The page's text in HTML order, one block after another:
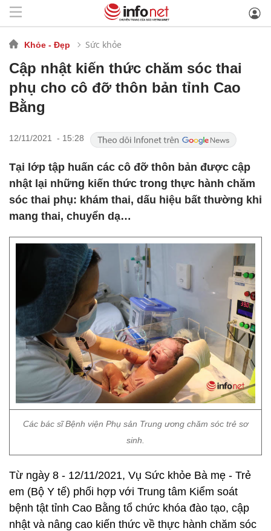
Khỏe - Đẹp Sức khỏe
Cập nhật kiến thức chăm sóc thai
phụ cho cô đỡ thôn bản tỉnh Cao
Bằng
12/11/2021 - 15:28
Tại lớp tập huấn các cô đỡ thôn bản được cập
nhật lại những kiến thức trong thực hành chăm
sóc thai phụ: khám thai, dấu hiệu bất thường khi
mang thai, chuyển dạ…
Các bác sĩ Bệnh viện Phụ sản Trung ương chăm sóc trẻ sơ
sinh.
Từ ngày 8 - 12/11/2021, Vụ Sức khỏe Bà mẹ - Trẻ
em (Bộ Y tế) phối hợp với Trung tâm Kiểm soát
bệnh tật tỉnh Cao Bằng tổ chức khóa đào tạo, cập
nhật và nâng cao kiến thức về thực hành chăm sóc